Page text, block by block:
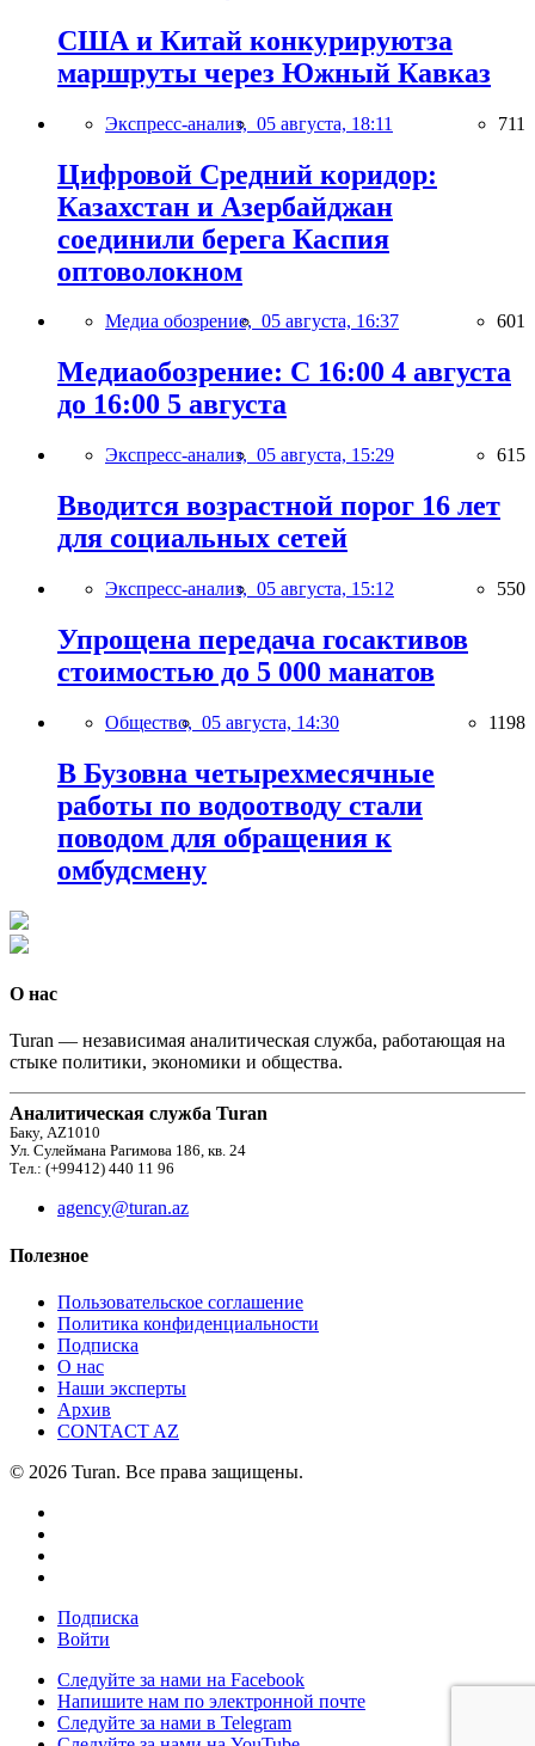
США и Китай конкурируютза
маршруты через Южный Кавказ
Экспресс-анализ, 05 августа, 18:11 711
Цифровой Средний коридор:
Казахстан и Азербайджан
соединили берега Каспия
оптоволокном
Медиа обозрение, 05 августа, 16:37 601
Медиаобозрение: С 16:00 4 августа
до 16:00 5 августа
Экспресс-анализ, 05 августа, 15:29 615
Вводится возрастной порог 16 лет
для социальных сетей
Экспресс-анализ, 05 августа, 15:12 550
Упрощена передача госактивов
стоимостью до 5 000 манатов
Общество, 05 августа, 14:30 1198
В Бузовна четырехмесячные
работы по водоотводу стали
поводом для обращения к
омбудсмену
О нас
Turan — независимая аналитическая служба, работающая на
стыке политики, экономики и общества.
Аналитическая служба Turan
Баку, AZ1010
Ул. Сулеймана Рагимова 186, кв. 24
Тел.: (+99412) 440 11 96
agency@turan.az
Полезное
Пользовательское соглашение
Политика конфиденциальности
Подписка
О нас
Наши эксперты
Архив
CONTACT AZ
© 2026 Turan. Все права защищены.
Подписка
Войти
Следуйте за нами на Facebook
Напишите нам по электронной почте
Следуйте за нами в Telegram